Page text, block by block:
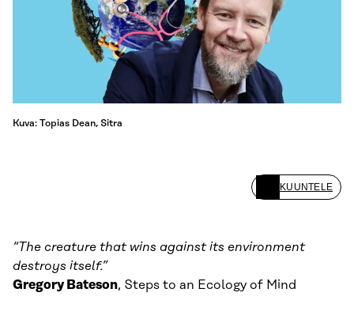
Kuva: Topias Dean, Sitra
KUUNTELE
“The creature that wins against its environment
destroys itself.”
Gregory Bateson, Steps to an Ecology of Mind